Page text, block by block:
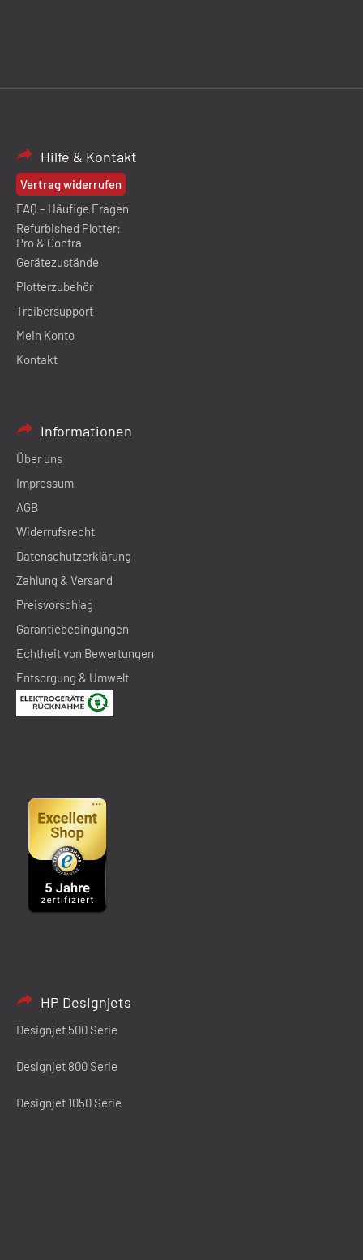
Hilfe & Kontakt
Vertrag widerrufen
FAQ – Häufige Fragen
Refurbished Plotter:
Pro & Contra
Gerätezustände
Plotterzubehör
Treibersupport
Mein Konto
Kontakt
Informationen
Über uns
Impressum
AGB
Widerrufsrecht
Datenschutzerklärung
Zahlung & Versand
Preisvorschlag
Garantiebedingungen
Echtheit von Bewertungen
Entsorgung & Umwelt
HP Designjets
Designjet 500 Serie
Designjet 800 Serie
Designjet 1050 Serie